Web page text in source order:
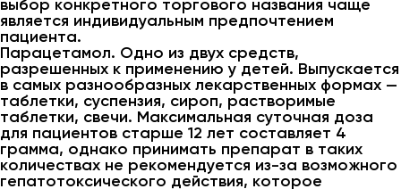
выбор конкретного торгового названия чаще
является индивидуальным предпочтением
пациента.
Парацетамол. Одно из двух средств,
разрешенных к применению у детей. Выпускается
в самых разнообразных лекарственных формах —
таблетки, суспензия, сироп, растворимые
таблетки, свечи. Максимальная суточная доза
для пациентов старше 12 лет составляет 4
грамма, однако принимать препарат в таких
количествах не рекомендуется из-за возможного
гепатотоксического действия, которое